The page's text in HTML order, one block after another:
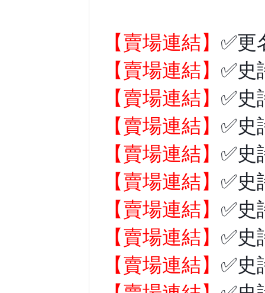
【賣場連結】 ✅更
【賣場連結】 ✅史
【賣場連結】 ✅史
【賣場連結】 ✅史
【賣場連結】 ✅史
【賣場連結】 ✅史
【賣場連結】 ✅史
【賣場連結】 ✅史
【賣場連結】 ✅史